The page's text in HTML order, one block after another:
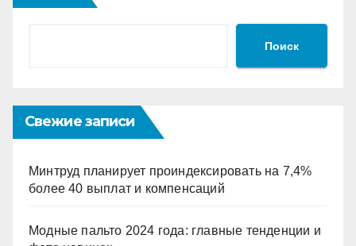
Поиск
Свежие записи
Минтруд планирует проиндексировать на 7,4%
более 40 выплат и компенсаций
Модные пальто 2024 года: главные тенденции и